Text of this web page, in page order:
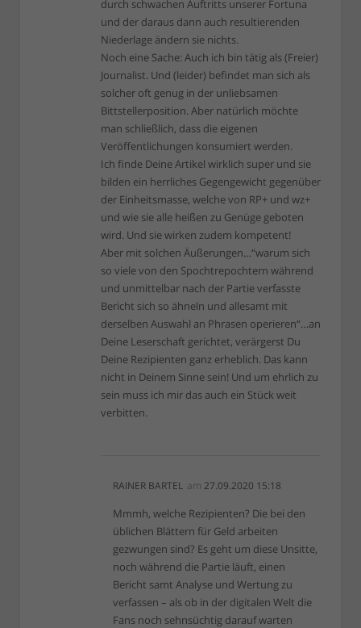
durch schwachen Auftritts unserer Fortuna
und der daraus dann auch resultierenden
Niederlage ändern sie nichts.
Noch eine Sache: Auch ich bin tätig als (Freier)
Journalist. Und (leider) befindet man sich als
solcher oft genug in der unliebsamen
Bittstellerposition. Aber natürlich möchte
man schließlich, dass die eigenen
Veröffentlichungen konsumiert werden.
Ich finde Deine Artikel wirklich super und sie
bilden ein herrliches Gegengewicht gegenüber
der Einheitsmasse, welche von RP+ und wz+
und wie sie alle heißen zu Genüge geboten
wird. Und sie wirken zudem kompetent!
Aber mit solchen Äußerungen…“warum sich
so viele von den Spochtrepochtern während
und unmittelbar nach der Partie verfasste
Bericht sich so ähneln und allesamt mit
derselben Auswahl an Phrasen operieren“…an
Deine Leserschaft gerichtet, verärgerst Du
Deine Rezipienten ganz erheblich. Das kann
nicht in Deinem Sinne sein! Und um ehrlich zu
sein muss ich mir das auch ein Stück weit
verbitten.
RAINER BARTEL am 27.09.2020 15:18
Mmmh, welche Rezipienten? Die bei den
üblichen Blättern für Geld arbeiten
gezwungen sind? Es geht um diese Unsitte,
noch während die Partie läuft, einen
Bericht samt Analyse und Wertung zu
verfassen – als ob in der digitalen Welt die
Fans noch sehnsüchtig darauf warten